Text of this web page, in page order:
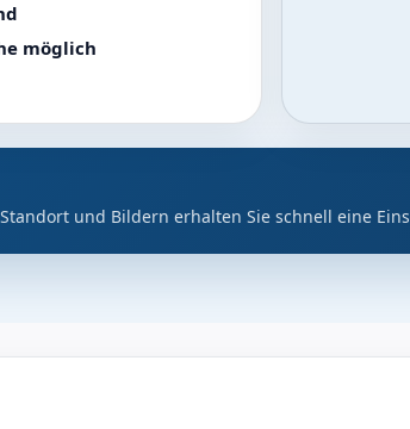
möglich
und Bildern erhalten Sie schnell eine